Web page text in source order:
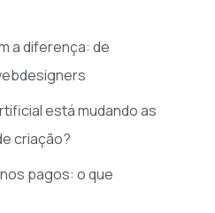
a diferença: de
está mudando as
criação?
pagos: o que